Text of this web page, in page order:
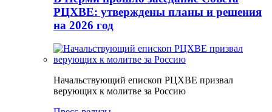
РЦХВЕ: утверждены планы и решения
на 2026 год
Начальствующий епископ РЦХВЕ призвал
верующих к молитве за Россию